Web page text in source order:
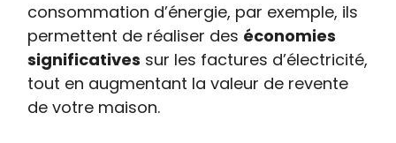
consommation d’énergie, par exemple, ils
permettent de réaliser des économies
significatives sur les factures d’électricité,
tout en augmentant la valeur de revente
de votre maison.